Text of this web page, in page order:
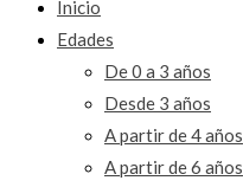
Inicio
Edades
De 0 a 3 años
Desde 3 años
A partir de 4 años
A partir de 6 años